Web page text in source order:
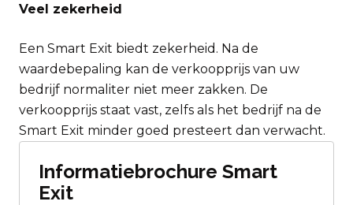
Veel zekerheid
Een Smart Exit biedt zekerheid. Na de
waardebepaling kan de verkoopprijs van uw
bedrijf normaliter niet meer zakken. De
verkoopprijs staat vast, zelfs als het bedrijf na de
Smart Exit minder goed presteert dan verwacht.
Informatiebrochure Smart
Exit